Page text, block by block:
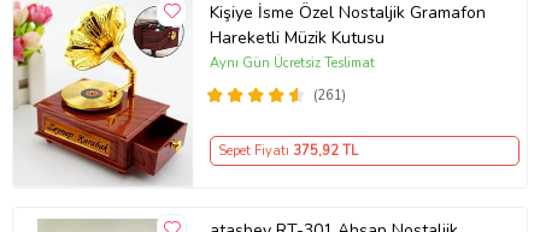
Kişiye İsme Özel Nostaljik Gramafon
Hareketli Müzik Kutusu
(261)
Aynı Gün Ücretsiz Teslimat
Sepet Fiyatı 375,92 TL